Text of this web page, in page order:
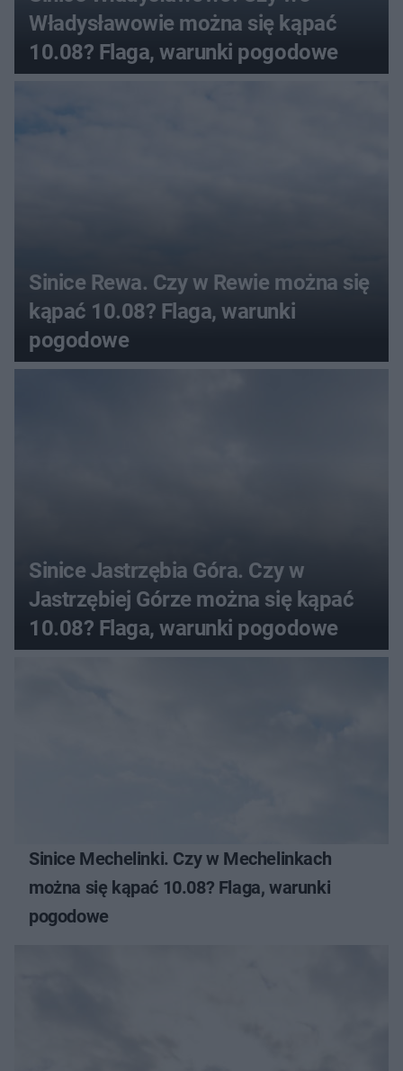
Władysławowie można się kąpać
10.08? Flaga, warunki pogodowe
Sinice Rewa. Czy w Rewie można się
kąpać 10.08? Flaga, warunki
pogodowe
Sinice Jastrzębia Góra. Czy w
Jastrzębiej Górze można się kąpać
10.08? Flaga, warunki pogodowe
Sinice Mechelinki. Czy w Mechelinkach
można się kąpać 10.08? Flaga, warunki
pogodowe